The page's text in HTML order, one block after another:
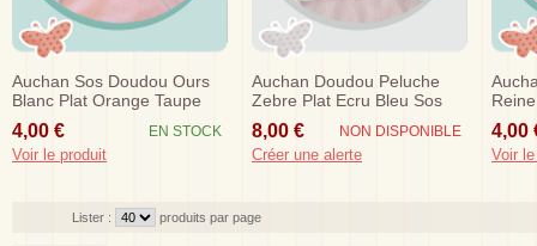
Auchan Sos Doudou Ours
Blanc Plat Orange Taupe
Marron
4,00 € EN STOCK
Voir le produit
Auchan Doudou Peluche
Zebre Plat Ecru Bleu Sos
8,00 € NON DISPONIBLE
Créer une alerte
4,00
Voir
Lister : produits par page